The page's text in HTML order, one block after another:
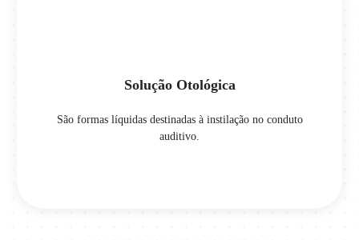
Solução Otológica
São formas líquidas destinadas à instilação no conduto
auditivo.